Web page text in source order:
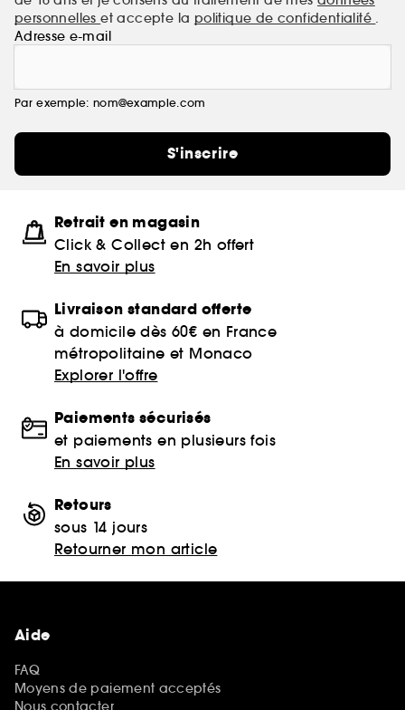
personnelleset accepte la politique de confidentialité .
Adresse e-mail
Par exemple: nom@example.com
S'inscrire
Retrait en magasin
Click & Collect en 2h offert
En savoir plus
Livraison standard offerte
à domicile dès 60€ en France
métropolitaine et Monaco
Explorer l'offre
Paiements sécurisés
et paiements en plusieurs fois
En savoir plus
Retours
sous 14 jours
Retourner mon article
Aide
FAQ
Moyens de paiement acceptés
Nous contacter